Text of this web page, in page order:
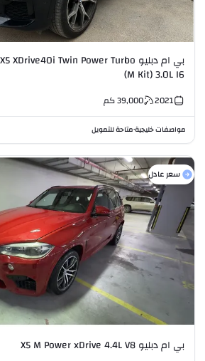
بي ام دبليو X5 XDrive40i Twin Power Turbo
(M Kit) 3.0L I6
2021
39,000كم
مواصفات خليجية•متاحة للتمويل
سعر عادل
بي ام دبليو X5 M Power xDrive 4.4L V8